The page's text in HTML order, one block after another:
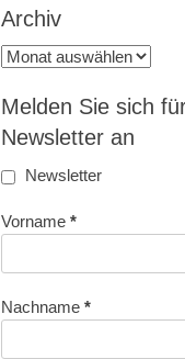
Archiv
Archiv
Melden Sie sich
Newsletter an
Newsletter
Vorname *
Nachname *